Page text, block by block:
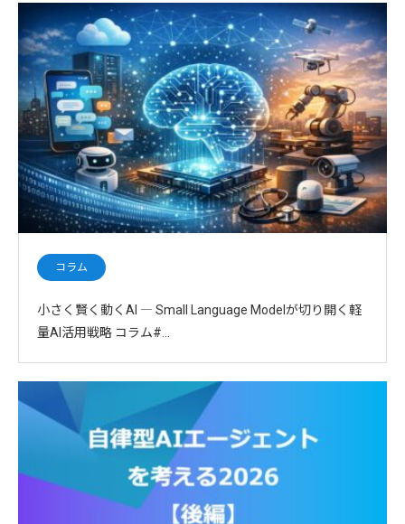
コラム
小さく賢く動くAI ― Small Language Modelが切り開く軽
量AI活用戦略 コラム#…